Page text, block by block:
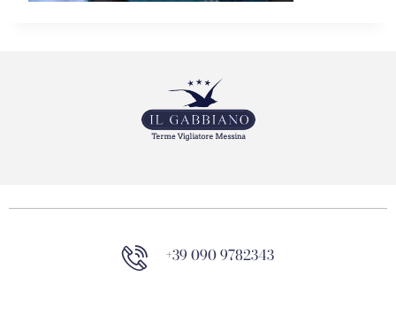
+39 090 9782343